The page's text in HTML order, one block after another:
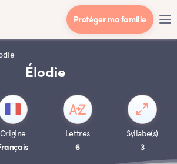
Protéger ma famille
Élodie
Origine Lettres
6
Syllabe(s)
3